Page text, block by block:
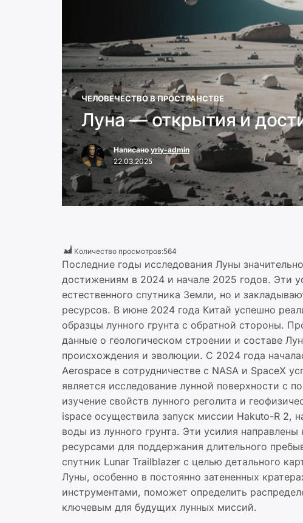
ЧЕЛОВЕЧЕСТВО В ПРОСТРАНСТВЕ
Луна — открытия и
Написано yriy-admin
22.03.2025
Количество просмотров:564
Последние годы исследования Луны
достижениям в 2024 и начале 2025 годов. Эти
естественного спутника Земли, но и
ресурсов. В июне 2024 года Китай успешно
образцы лунного грунта с обратной стороны.
данные о геологическом строении и составе
происхождения и эволюции. С 2024 года
Aerospace в сотрудничестве с NASA и SpaceX
является исследование лунной поверхности с
изучение свойств лунного реголита и
ispace осуществила запуск миссии Hakuto-R 2,
воды из лунного грунта. Эти усилия
ресурсами для поддержания длительного
спутник Lunar Trailblazer с целью детального
Луны, особенно в постоянно затененных
инструментами, поможет определить
ключевым для будущих лунных миссий.